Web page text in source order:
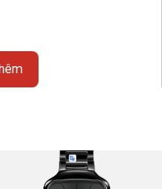
độ dày 7,9mm